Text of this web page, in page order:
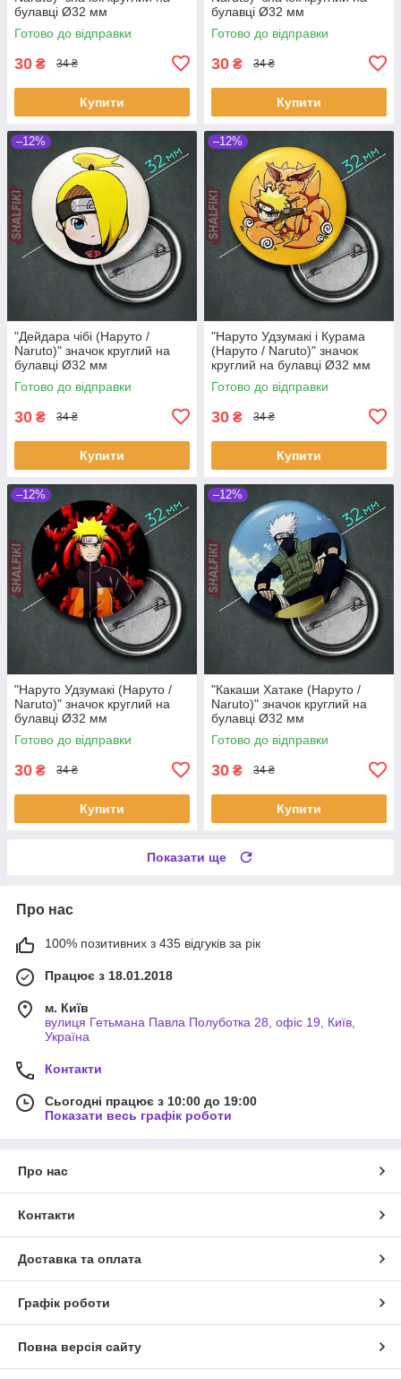
булавці Ø32 мм
Готово до відправки
30 ₴ 34 ₴
Купити
булавці Ø32 мм
Готово до відправки
30 ₴ 34 ₴
Купити
–12%
"Дейдара чібі (Наруто /
Naruto)" значок круглий на
булавці Ø32 мм
Готово до відправки
30 ₴ 34 ₴
Купити
–12%
"Наруто Удзумакі і Курама
(Наруто / Naruto)" значок
круглий на булавці Ø32 мм
Готово до відправки
30 ₴ 34 ₴
Купити
–12%
"Наруто Удзумакі (Наруто /
Naruto)" значок круглий на
булавці Ø32 мм
Готово до відправки
30 ₴ 34 ₴
Купити
–12%
"Какаши Хатаке (Наруто /
Naruto)" значок круглий на
булавці Ø32 мм
Готово до відправки
30 ₴ 34 ₴
Купити
Показати ще
Про нас
100% позитивних з 435 відгуків за рік
Працює з 18.01.2018
м. Київ
вулиця Гетьмана Павла Полуботка 28, офіс 19, Київ,
Україна
Контакти
Сьогодні працює з 10:00 до 19:00
Показати весь графік роботи
Про нас
Контакти
Доставка та оплата
Графік роботи
Повна версія сайту